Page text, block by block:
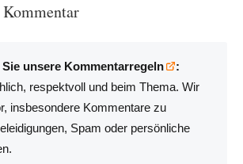
unsere Kommentarregeln
:
respektvoll und beim Thema. Wir
insbesondere Kommentare zu
Spam oder persönliche